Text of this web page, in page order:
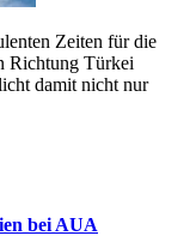
Zeiten für die
Richtung Türkei
damit nicht nur
bei AUA